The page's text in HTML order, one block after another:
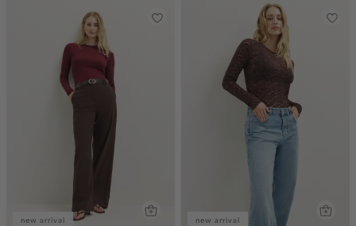
new arrival new arrival